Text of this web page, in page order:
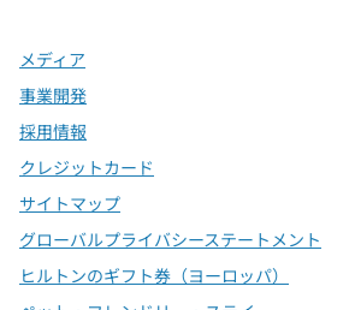
メディア
事業開発
採用情報
クレジットカード
サイトマップ
グローバルプライバシーステートメント
ヒルトンのギフト券（ヨーロッパ）